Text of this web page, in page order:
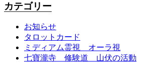
カテゴリー
お知らせ
タロットカード
ミディアム霊視 オーラ視
七寶瀧寺 修験道 山伏の活動